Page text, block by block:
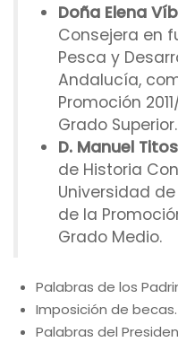
Doña Elena
Consejera en
Pesca y
Andalucía,
Promoción
Grado Superior.
D. Manuel
de Historia
Universidad
de la
Grado Medio.
Palabras de los
Imposición de becas.
Palabras del